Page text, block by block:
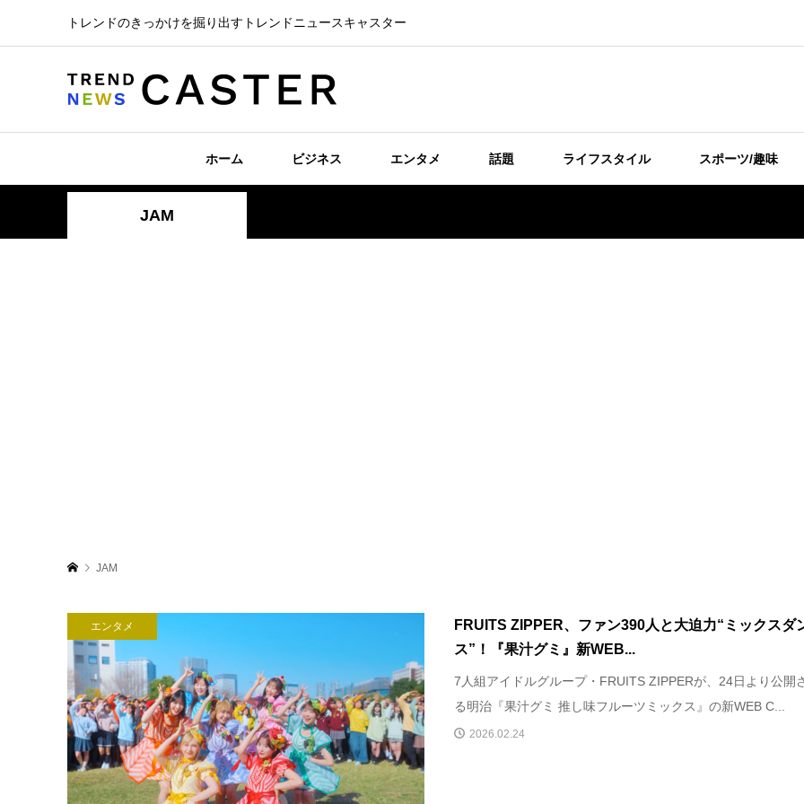
トレンドのきっかけを掘り出すトレンドニュースキャスター
ホーム ビジネス エンタメ 話題 ライフスタイル スポーツ/趣味
JAM
JAM
エンタメ
FRUITS ZIPPER、ファン390人と大迫力“ミックスダ
ス”！『果汁グミ』新WEB...
7人組アイドルグループ・FRUITS ZIPPERが、24日より公開
る明治『果汁グミ 推し味フルーツミックス』の新WEB C...
2026.02.24